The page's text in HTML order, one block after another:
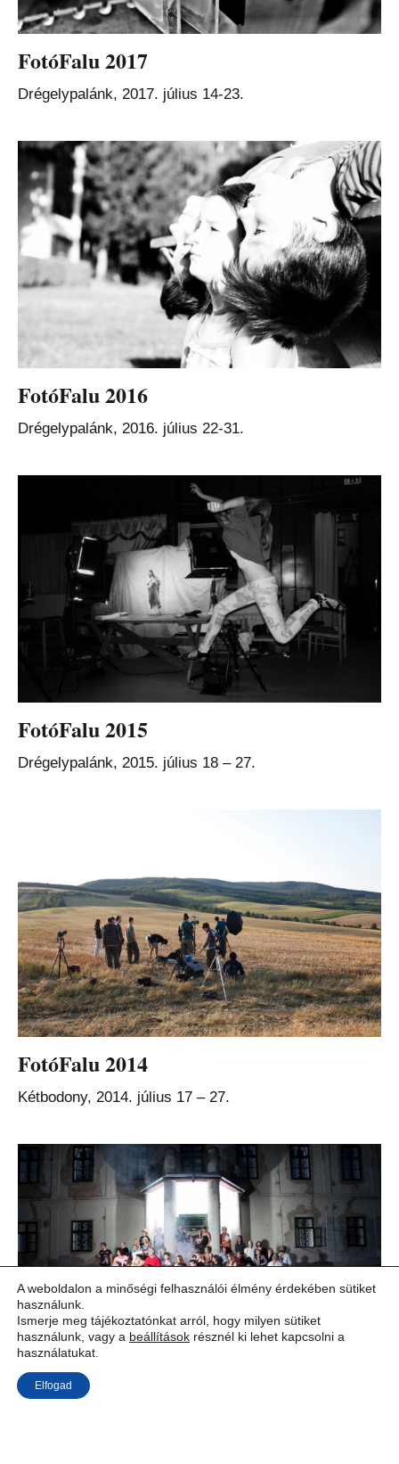
FotóFalu 2017
Drégelypalánk, 2017. július 14-23.
FotóFalu 2016
Drégelypalánk, 2016. július 22-31.
FotóFalu 2015
Drégelypalánk, 2015. július 18 – 27.
FotóFalu 2014
Kétbodony, 2014. július 17 – 27.
FotóFalu 2013
A weboldalon a minőségi felhasználói élmény érdekében sütiket
használunk.
Ismerje meg tájékoztatónkat arról, hogy milyen sütiket
használunk, vagy a beállítások résznél ki lehet kapcsolni a
használatukat.
Elfogad